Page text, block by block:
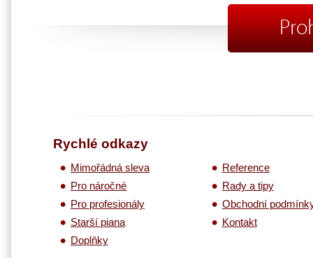
Rychlé odkazy
Mimořádná sleva
Pro náročné
Pro profesionály
Starší piana
Doplňky
Reference
Rady a tipy
Obchodní
Kontakt